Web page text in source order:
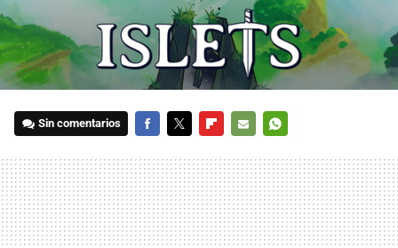
Sin comentarios
MAIL